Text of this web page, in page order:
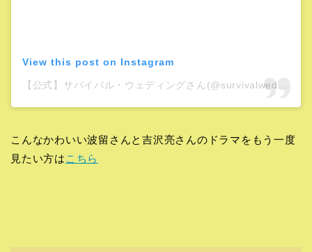
View this post on Instagram
【公式】サバイバル・ウェディングさん(@survivalwedding)がシェアした投稿
こんなかわいい波留さんと吉沢亮さんのドラマをもう一度
見たい方は こちら